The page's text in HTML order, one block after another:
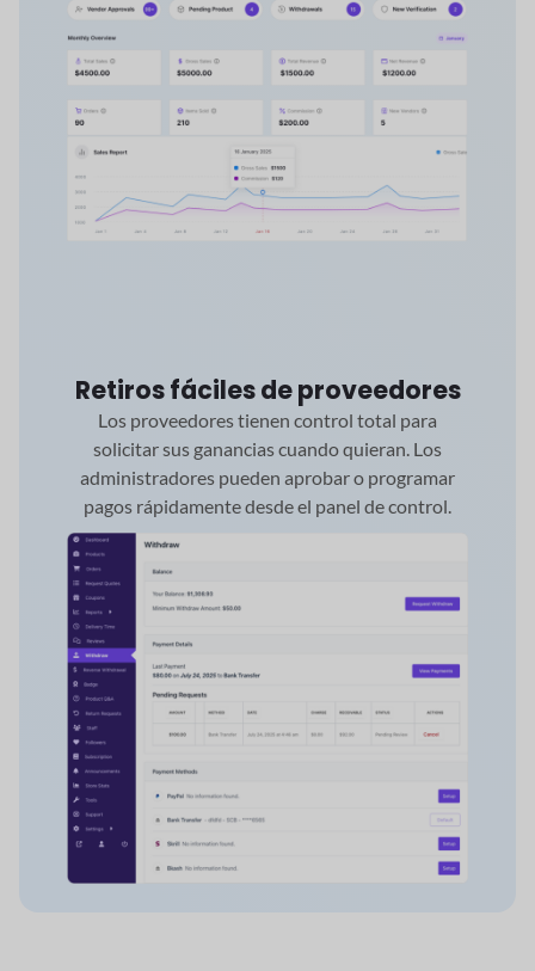
Retiros fáciles de proveedores
Los proveedores tienen control total para
solicitar sus ganancias cuando quieran. Los
administradores pueden aprobar o programar
pagos rápidamente desde el panel de control.